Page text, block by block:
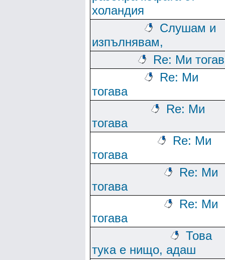
холандия
Слушам и
изпълнявам,
Re: Ми
Re: Ми
тогава
Re: Ми
тогава
Re: Ми
тогава
Re: Ми
тогава
Re: Ми
тогава
Това
тука е нищо, адаш